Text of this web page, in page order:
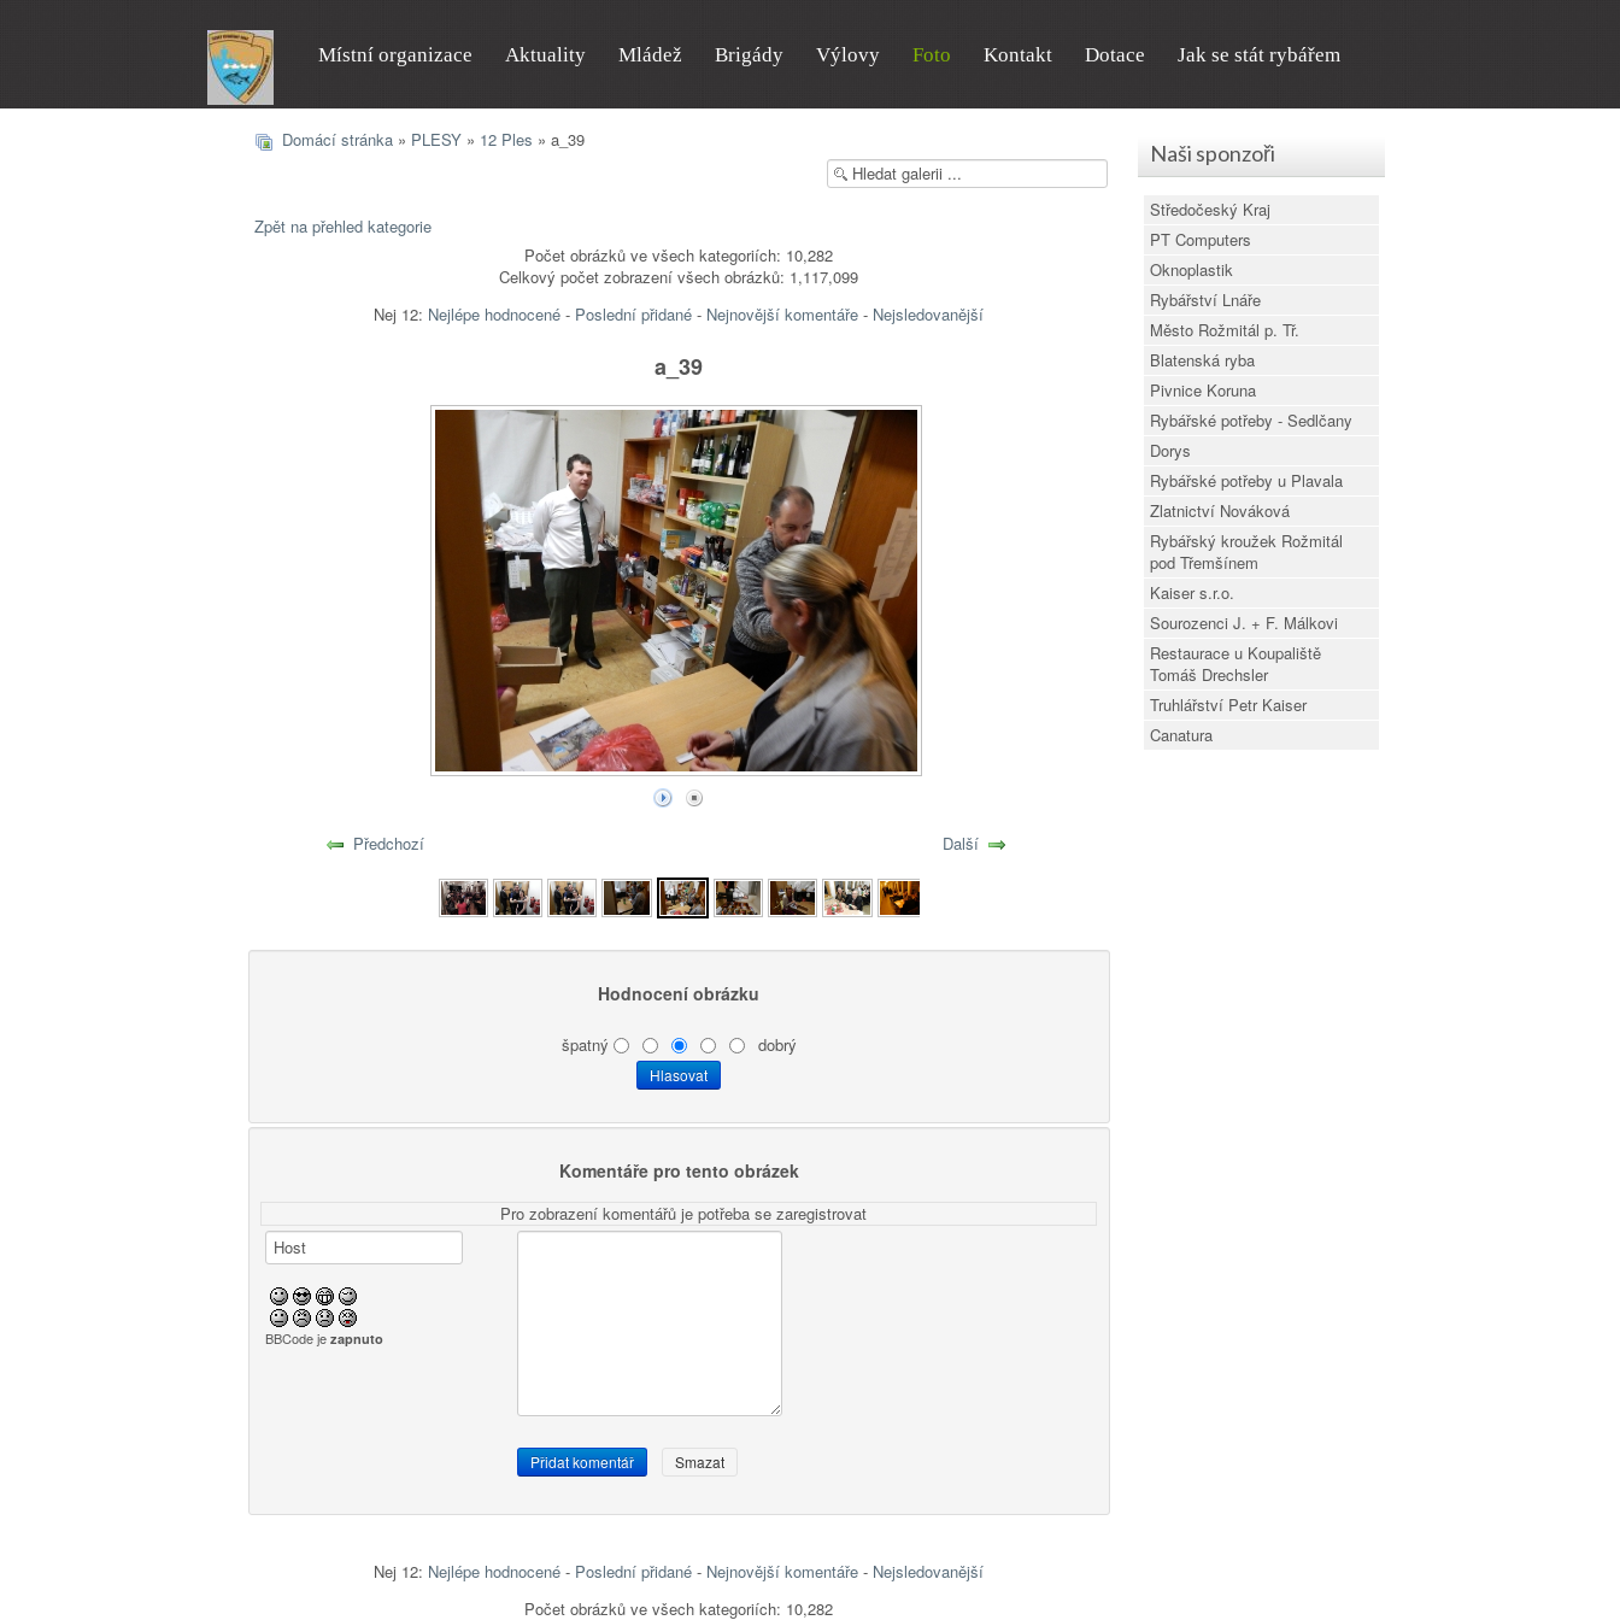
Místní organizace Aktuality Mládež Brigády Výlovy Foto Kontakt Dotace Jak se stát rybářem
Domácí stránka » PLESY » 12 Ples » a_39
Zpět na přehled kategorie
Počet obrázků ve všech kategoriích: 10,282
Celkový počet zobrazení všech obrázků: 1,117,099
Nej 12: Nejlépe hodnocené - Poslední přidané - Nejnovější komentáře - Nejsledovanější
a_39
Předchozí Další
Hodnocení obrázku
špatný dobrý
Komentáře pro tento obrázek
Pro zobrazení komentářů je potřeba se zaregistrovat
BBCode je zapnuto
Nej 12: Nejlépe hodnocené - Poslední přidané - Nejnovější komentáře - Nejsledovanější
Počet obrázků ve všech kategoriích: 10,282
Naši sponzoři
Středočeský Kraj
PT Computers
Oknoplastik
Rybářství Lnáře
Město Rožmitál p. Tř.
Blatenská ryba
Pivnice Koruna
Rybářské potřeby - Sedlčany
Dorys
Rybářské potřeby u Plavala
Zlatnictví Nováková
Rybářský kroužek Rožmitál
pod Třemšínem
Kaiser s.r.o.
Sourozenci J. + F. Málkovi
Restaurace u Koupaliště
Tomáš Drechsler
Truhlářství Petr Kaiser
Canatura